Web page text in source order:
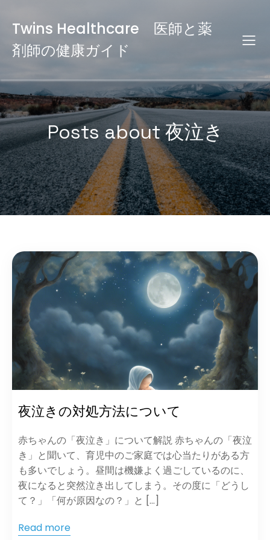
Twins Healthcare 医師と薬
剤師の健康ガイド
Posts about 夜泣き
夜泣きの対処方法について
赤ちゃんの「夜泣き」について解説 赤ちゃんの「夜泣
き」と聞いて、育児中のご家庭では心当たりがある方
も多いでしょう。昼間は機嫌よく過ごしているのに、
夜になると突然泣き出してしまう。その度に「どうし
て？」「何が原因なの？」と […]
Read more